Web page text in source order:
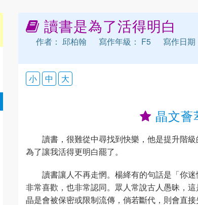
讀書是為了活得明白
作者： 邱柏翰 寫作年級： F5 寫作日
小 中 大
晶文薈
讀書，很難從中尋找到快樂，他是提升階
為了讓我活得更明白罷了。
讀書讓人不再走惘。楊絳有的句話是「你
非常喜歡，也非常認同。眾人常說古人愚昧，
晶是會被保密或限制流傳，倘若斷代，則會直